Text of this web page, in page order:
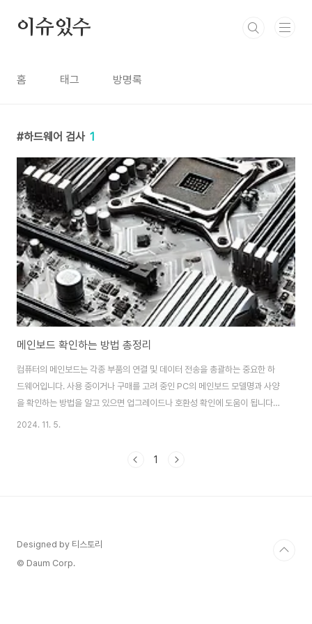
이슈있수
홈 태그 방명록
하드웨어 검사 1
메인보드 확인하는 방법 총정리
컴퓨터의 메인보드는 각종 부품의 연결 및 데이터 전송을 총괄하는 중요한 하
드웨어입니다. 사용 중이거나 구매를 고려 중인 PC의 메인보드 모델명과 사양
을 확인하는 방법을 알고 있으면 업그레이드나 호환성 확인에 도움이 됩니다.
메인보드 확인법에는 소프트웨어와 하드웨어적 방법이 있습니다. 아래에서 이
Windows 사용자에게는 시스템 정보(SYSTEMINFO) 명령어를 사용하여
2024. 11. 5.
1
Designed by 티스토리
© Daum Corp.